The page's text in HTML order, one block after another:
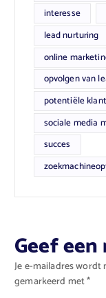
interesse
lead nurturing
online
opvolgen van
potentiële
sociale media
succes
Geef
Je e-mailadres wordt
gemarkeerd met*